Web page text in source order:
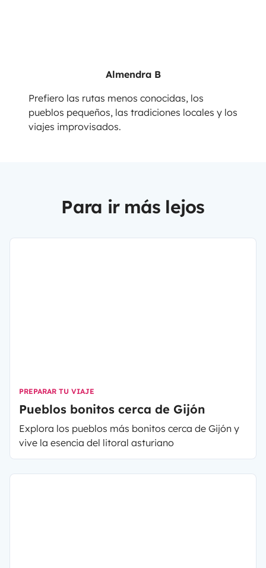
Almendra B
Prefiero las rutas menos conocidas, los
pueblos pequeños, las tradiciones locales y los
viajes improvisados.
Para ir más lejos
PREPARAR TU VIAJE
Pueblos bonitos cerca de Gijón
Explora los pueblos más bonitos cerca de Gijón y
vive la esencia del litoral asturiano